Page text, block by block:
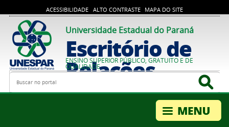
ACESSIBILIDADE ALTO CONTRASTE MAPA DO SITE
Universidade Estadual do Paraná
Escritório de
Relações
Internacionais
ENSINO SUPERIOR PÚBLICO, GRATUITO E DE
QUALIDADE
Busca